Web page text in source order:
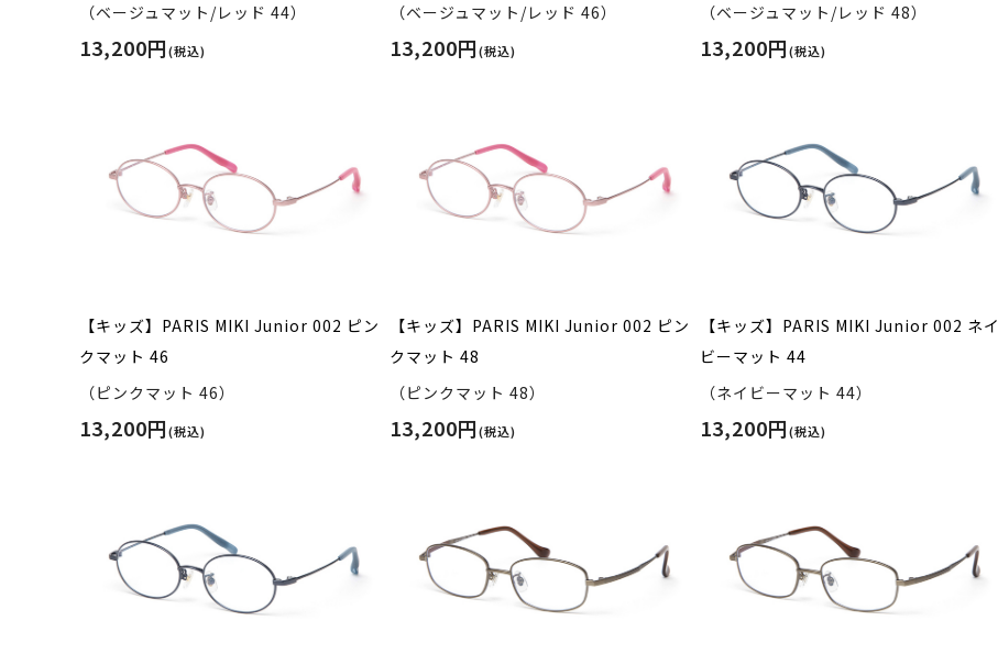
（ベージュマット/レッド 44）
13,200円(税込)
（ベージュマット/レッド 46）
13,200円(税込)
（ベージュマット/レッド 48）
13,200円(税込)
【キッズ】PARIS MIKI Junior 002 ピン
クマット 46
（ピンクマット 46）
13,200円(税込)
【キッズ】PARIS MIKI Junior 002 ピン
クマット 48
（ピンクマット 48）
13,200円(税込)
【キッズ】PARIS MIKI Junior 002 ネイ
ビーマット 44
（ネイビーマット 44）
13,200円(税込)